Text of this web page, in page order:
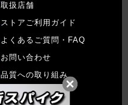
取扱店舗
ストアご利用ガイド
よくあるご質問・FAQ
お問い合わせ
品質への取り組み